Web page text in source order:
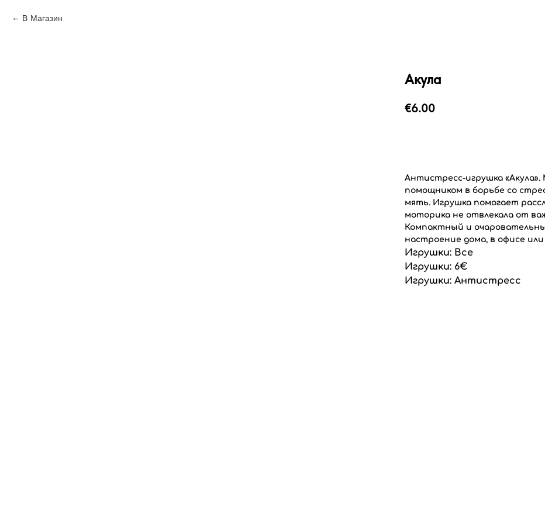
В Магазин
Акула
€6.00
Антистресс-игрушка
помощником в борьбе со
мять. Игрушка помогает
моторика не отвлекала от
Компактный и
настроение дома, в офисе или
Игрушки: Все
Игрушки: 6€
Игрушки: Антистресс